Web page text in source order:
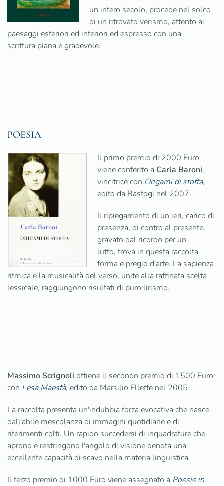
un intero secolo, procede nel solco
di un ritrovato verismo, attento ai
paesaggi esteriori ed interiori ed espresso con una
scrittura piana e gradevole.
POESIA
Il primo premio di 2000 Euro
viene conferito a Carla Baroni,
vincitrice con Origami di stoffa,
edito da Bastogi nel 2007.
Il ripiegamento di un ieri, carico di
presenza, di contro al presente,
gravato dal ricordo per un
lutto, trova in questa raccolta
forma e pregio d'arte. La sapienza
ritmica e la musicalità del verso, unite alla raffinata scelta
lessicale, raggiungono risultati di puro lirismo.
Massimo Scrignoli ottiene il secondo premio di 1500 Euro
con Lesa Maestà, edito da Marsilio Elleffe nel 2005
La raccolta presenta un'indubbia forza evocativa che nasce
dall'abile mescolanza di immagini quotidiane e di
riferimenti colti. Un rapido succedersi di inquadrature che
aprono e restringono l'angolo di visione denota una
eccellente capacità di scavo nella materia linguistica.
Il terzo premio di 1000 Euro viene assegnato a Poesie in